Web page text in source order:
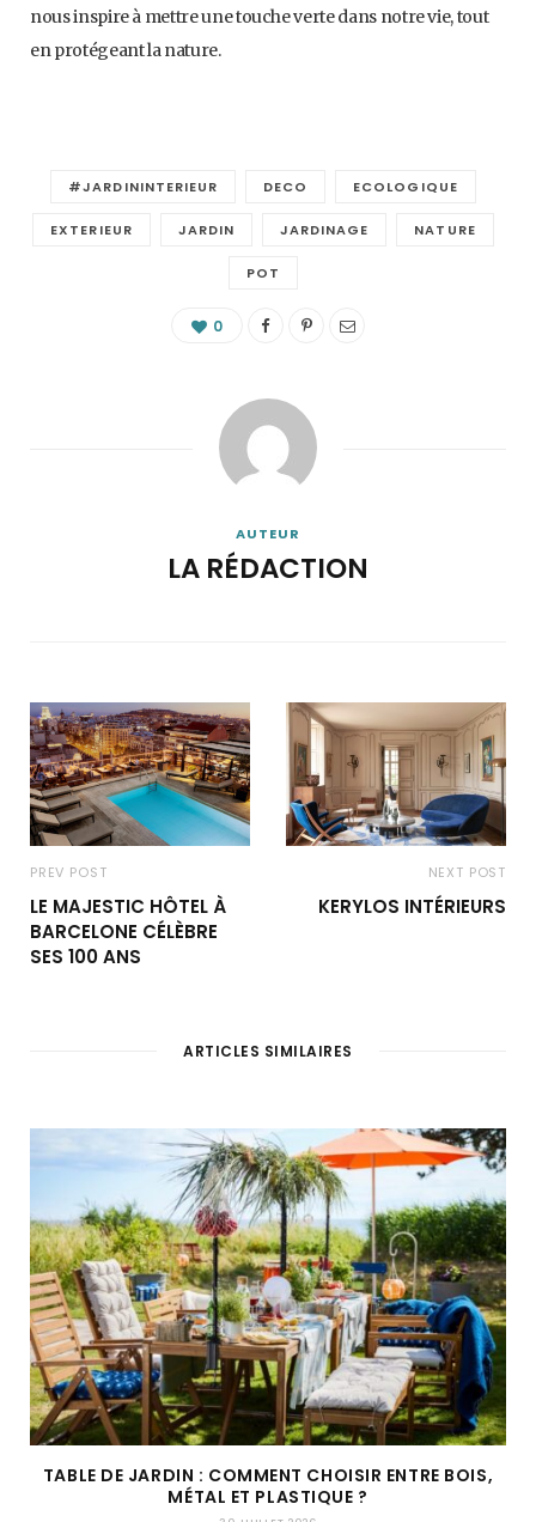
nous inspire à mettre une touche verte dans notre vie, tout
en protégeant la nature.
#JARDININTERIEUR DECO ECOLOGIQUE
EXTERIEUR JARDIN JARDINAGE NATURE
POT
0
AUTEUR
LA RÉDACTION
PREV POST
LE MAJESTIC HÔTEL À
BARCELONE CÉLÈBRE
SES 100 ANS
NEXT POST
KERYLOS INTÉRIEURS
ARTICLES SIMILAIRES
TABLE DE JARDIN : COMMENT CHOISIR ENTRE BOIS,
MÉTAL ET PLASTIQUE ?